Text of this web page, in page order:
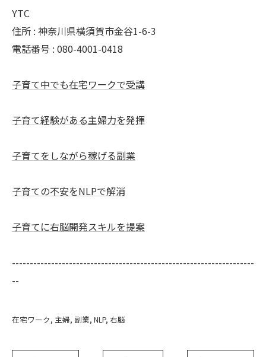
YTC
住所 : 神奈川県横須賀市金谷1-6-3
電話番号 : 080-4001-0418
子育て中でも在宅ワークで受講
子育て経験がある主婦力を発揮
子育てをしながら稼げる副業
子育ての不安をNLPで解消
子育てに右脳開発スキルを提案
--------------------------------------------------------------------
--
在宅ワーク 主婦 副業 NLP 右脳